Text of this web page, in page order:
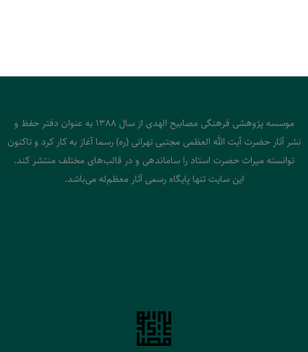
موسسه پژوهشی فرهنگی مصابیح الهدی از سال 1388 به عنوان دفتر حفظ و
نشر آثار حضرت آیت الله العظمی مجتبی تهرانی (ره) رسما آغاز به کار کرد و تاکنون
توانسته میراث حضرت استاد را ساماندهی و در قالب‌های مختلف منتشر کند.
این سایت تنها پایگاه رسمی آثار معظم‌له می‌باشد.